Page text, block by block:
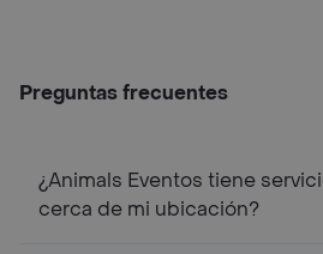
Preguntas frecuentes
¿Animals Eventos tiene
cerca de mi ubicación?